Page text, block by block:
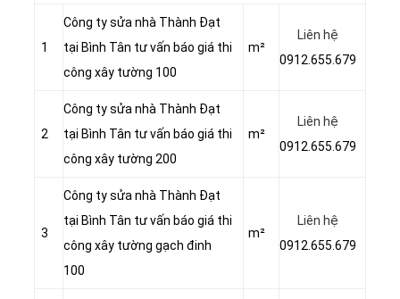
1
Công ty sửa nhà Thành Đạt
tại Bình Tân tư vấn báo giá thi
công xây tường 100
m²
Liên hệ
0912.655.679
2
Công ty sửa nhà Thành Đạt
tại Bình Tân tư vấn báo giá thi
công xây tường 200
m²
Liên hệ
0912.655.679
3
Công ty sửa nhà Thành Đạt
tại Bình Tân tư vấn báo giá thi
công xây tường gạch đinh
100
m²
Liên hệ
0912.655.679